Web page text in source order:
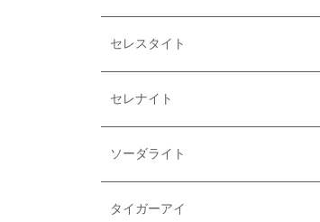
セレスタイト
セレナイト
ソーダライト
タイガーアイ